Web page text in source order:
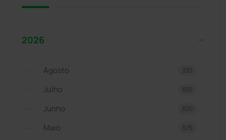
2026
Agosto 235
Julho 695
Junho 620
Maio 675